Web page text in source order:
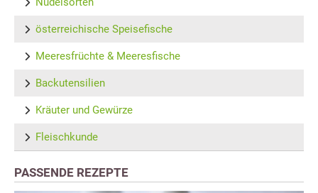
österreichische Speisefische
Meeresfrüchte & Meeresfische
Backutensilien
Kräuter und Gewürze
Fleischkunde
PASSENDE REZEPTE